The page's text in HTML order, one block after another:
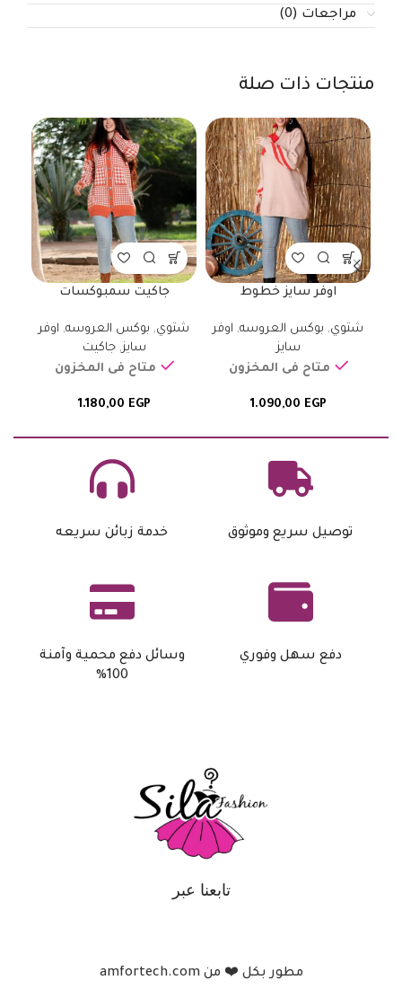
مراجعات (0)
منتجات ذات صلة
اوفر سايز خطوط
شتوي, بوكس العروسه, اوفر
سايز
متاح فى المخزون
1.090,00 EGP
جاكيت سمبوكسات
شتوي, بوكس العروسه, اوفر
سايز,جاكيت
متاح فى المخزون
1.180,00 EGP
دفع سهل وفوري
وسائل دفع محمية وآمنة
100%
توصيل سريع وموثوق خدمة زبائن سريعه
تابعنا عبر
مطور بكل ❤️ من amfortech.com